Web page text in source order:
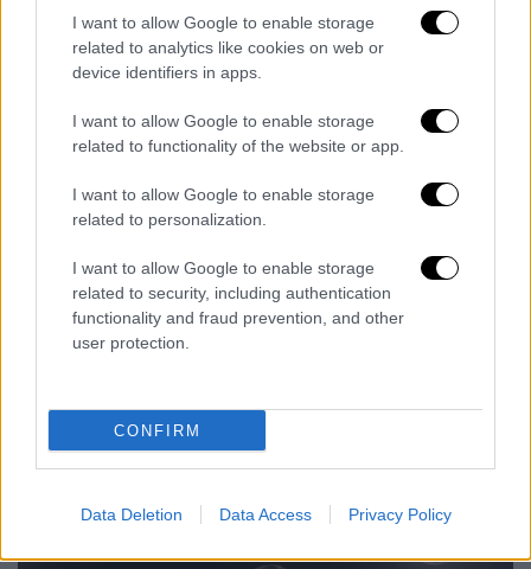
I want to allow Google to enable storage
related to analytics like cookies on web or
device identifiers in apps.
I want to allow Google to enable storage
related to functionality of the website or app.
I want to allow Google to enable storage
related to personalization.
I want to allow Google to enable storage
related to security, including authentication
functionality and fraud prevention, and other
user protection.
CONFIRM
Data Deletion Data Access Privacy Policy
Σύμφωνα με το Paris Match, η επιστροφή της
Celine στηντελετή έναρξης τωνΟλυμπιακών
Αγώνων Παρισιού 2024
Η τραγουδίστρια, αν και σε ανάρρωση,
αποδεικνύει ότι συνεχίζει να αγωνίζεται για
«Δεν έκρυψε ποτέ την ενστικτώδη ανάγκη
της να επιστρέψει στο προσκήνιο. Αλλά
ξέρει επίσης ότι δεν μπορείς να πιέσεις τη
μοίρα. Είναι ακόμη μια γυναίκα σε ανάρρωση
που μαθαίνει να ζει με την ασθένειά της.
ξανά να κάνει τη δουλειά της με τον ίδιο
τρόπο, αλλά θα κάνει ό,τι μπορεί για να το
καταφέρει» αναφέρει πηγή.